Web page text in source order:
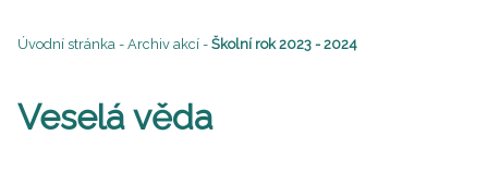
Úvodní stránka - Archiv akcí - Školní rok 2023 - 2024
Veselá věda